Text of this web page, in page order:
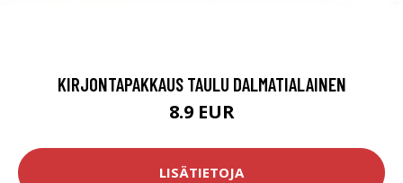
KIRJONTAPAKKAUS TAULU DALMATIALAINEN
8.9 EUR
LISÄTIETOJA